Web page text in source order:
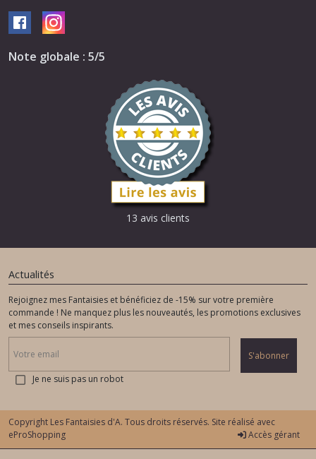
Note globale : 5/5
13 avis clients
Actualités
Rejoignez mes Fantaisies et bénéficiez de -15% sur votre première
commande ! Ne manquez plus les nouveautés, les promotions exclusives
et mes conseils inspirants.
S'abonner
Je ne suis pas un robot
Copyright Les Fantaisies d'A. Tous droits réservés. Site réalisé avec
eProShopping
Accès gérant